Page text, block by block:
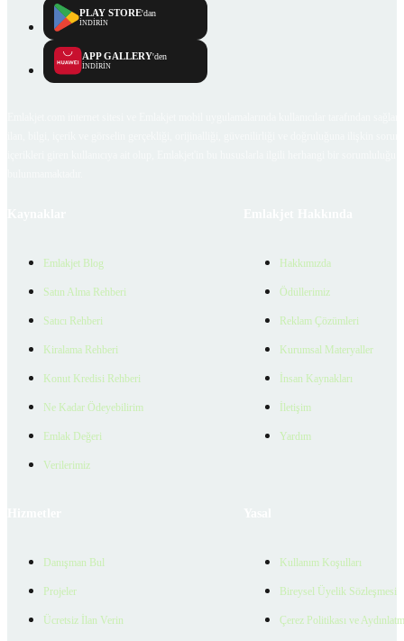
PLAY STORE'dan
İNDİRİN
APP GALLERY'den
İNDİRİN
Emlakjet Blog
Satın Alma Rehberi
Satıcı Rehberi
Kiralama Rehberi
Konut Kredisi Rehberi
Ne Kadar Ödeyebilirim
Emlak Değeri
Verilerimiz
Hakkımızda
Ödüllerimiz
Reklam Çözümleri
Kurumsal Materyaller
İnsan Kaynakları
İletişim
Yardım
Danışman Bul
Projeler
Ücretsiz İlan Verin
Kullanım Koşulları
Bireysel Üyelik Sözleşmesi
Çerez Politikası ve